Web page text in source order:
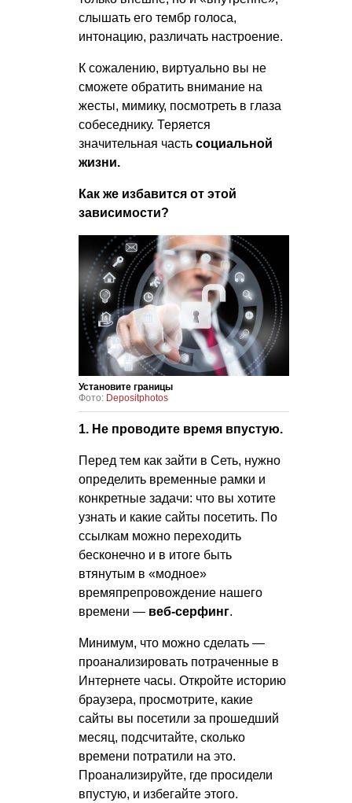
слышать его тембр голоса,
интонацию, различать настроение.
К сожалению, виртуально вы не
сможете обратить внимание на
жесты, мимику, посмотреть в глаза
собеседнику. Теряется
значительная часть социальной
жизни.
Как же избавится от этой
зависимости?
Установите границы
Фото: Depositphotos
1. Не проводите время впустую.
Перед тем как зайти в Сеть, нужно
определить временные рамки и
конкретные задачи: что вы хотите
узнать и какие сайты посетить. По
ссылкам можно переходить
бесконечно и в итоге быть
втянутым в «модное»
времяпрепровождение нашего
времени — веб-серфинг.
Минимум, что можно сделать —
проанализировать потраченные в
Интернете часы. Откройте историю
браузера, просмотрите, какие
сайты вы посетили за прошедший
месяц, подсчитайте, сколько
времени потратили на это.
Проанализируйте, где просидели
впустую, и избегайте этого.